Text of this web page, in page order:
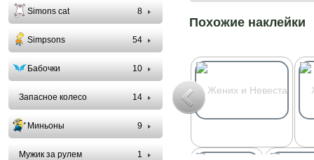
Похожие наклейки
Simons cat 8
Simpsons 54
Бабочки 10
Запасное колесо 14
Миньоны 9
Мужик за рулем 1